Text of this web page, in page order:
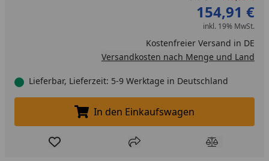
154,91 €
inkl. 19% MwSt.
Kostenfreier Versand in DE
Versandkosten nach Menge und Land
Lieferbar, Lieferzeit: 5-9 Werktage in Deutschland
In den Einkaufswagen legen
In den Einkaufswagen
Produkt zur Wunschliste hinzufügen
Teilen Produkt